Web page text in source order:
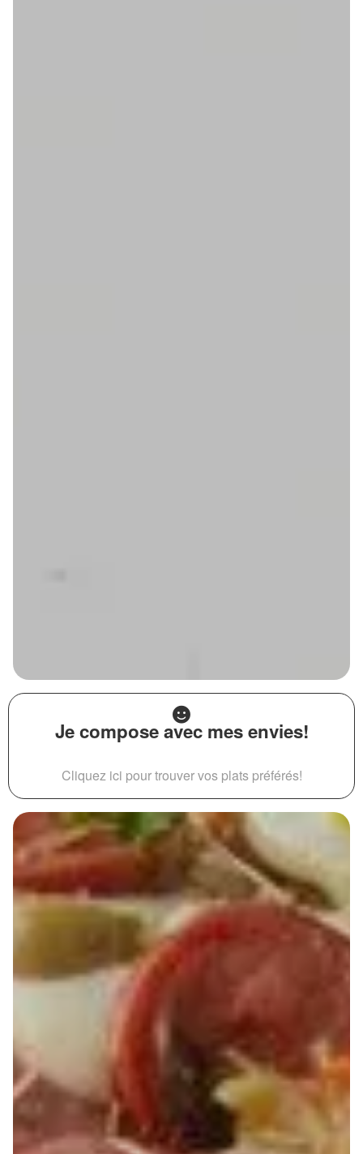
Je compose avec mes envies!
Cliquez ici pour trouver vos plats préférés!